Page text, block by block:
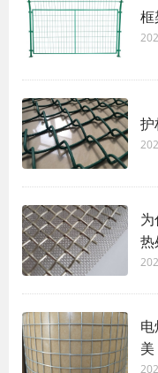
框
护
热
美